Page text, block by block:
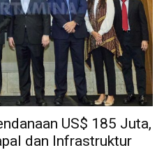
US$ 185 Juta,
dan Infrastruktur